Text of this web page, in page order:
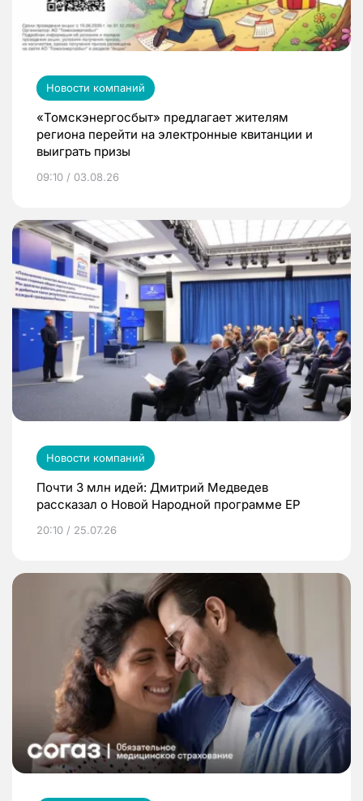
Новости компаний
«Томскэнергосбыт» предлагает жителям
региона перейти на электронные квитанции и
выиграть призы
09:10 / 03.08.26
Новости компаний
Почти 3 млн идей: Дмитрий Медведев
рассказал о Новой Народной программе ЕР
20:10 / 25.07.26